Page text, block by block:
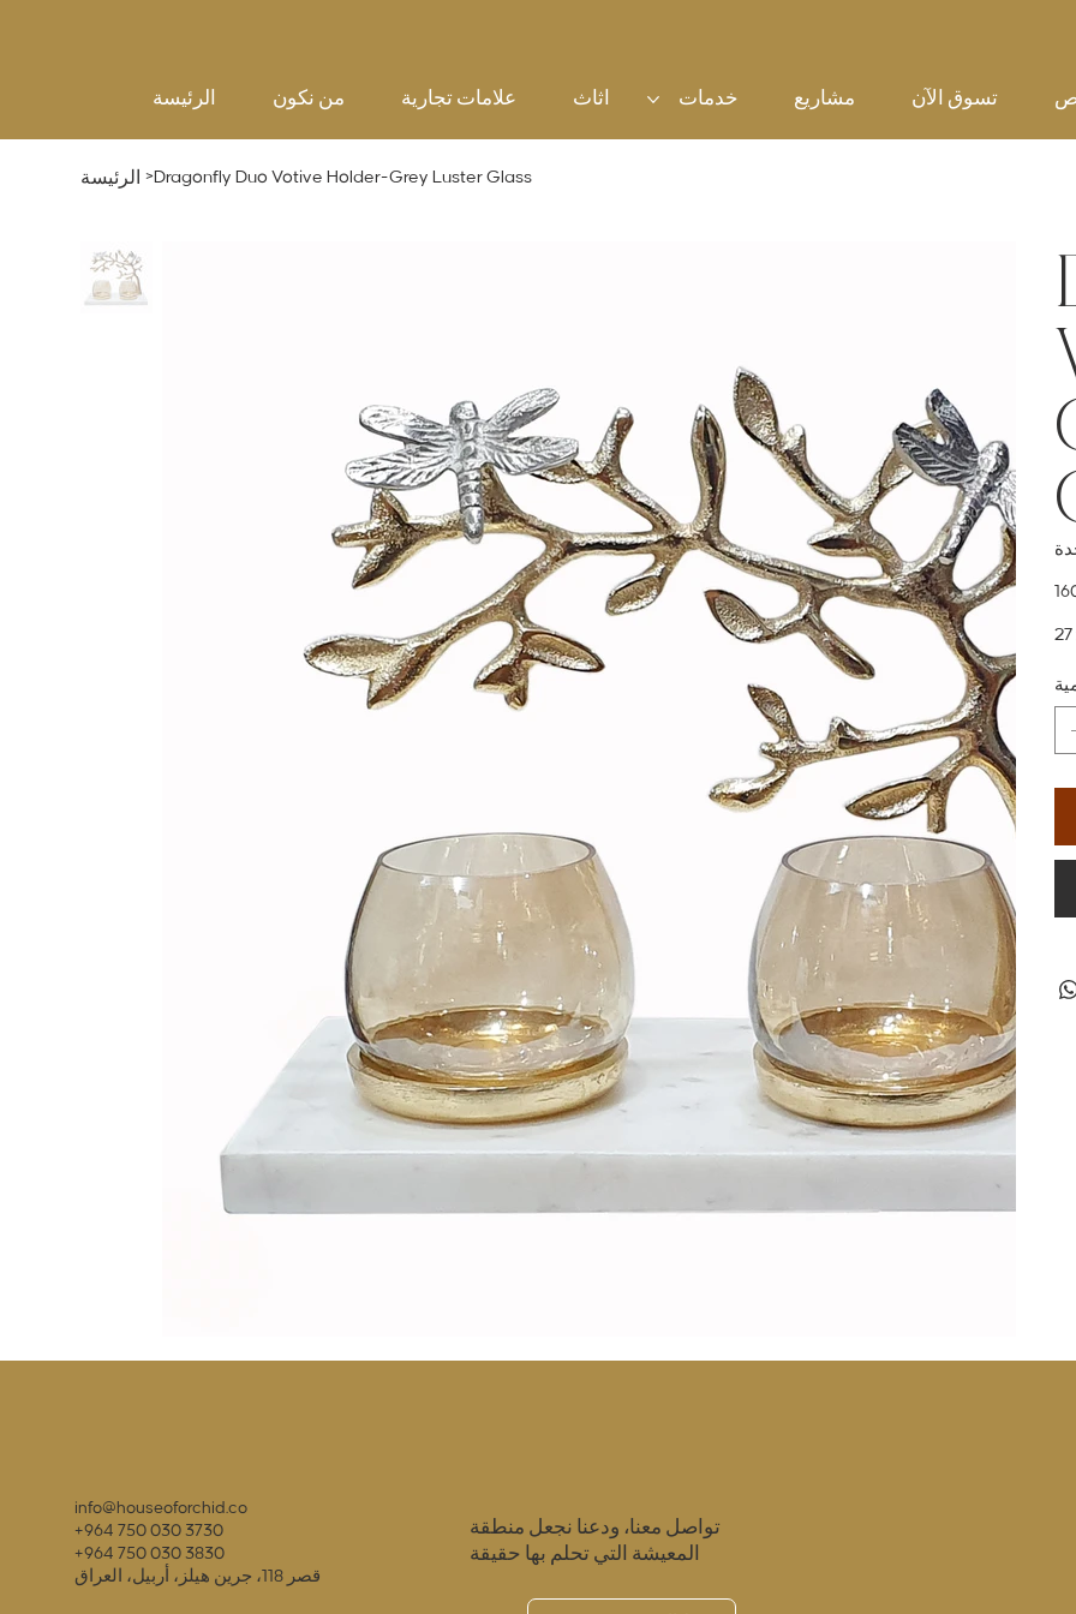
الرئيسة من نكون علامات تجارية اثاث خدمات مشاريع تسوق الآن
الرئيسة >Dragonfly Duo Votive Holder-Grey Luster Glass
info@houseoforchid.co
+964 750 030 3730
+964 750 030 3830
قصر 118، جرين هيلز، أربيل، العراق
تواصل معنا، ودعنا نجعل منطقة
المعيشة التي تحلم بها حقيقة